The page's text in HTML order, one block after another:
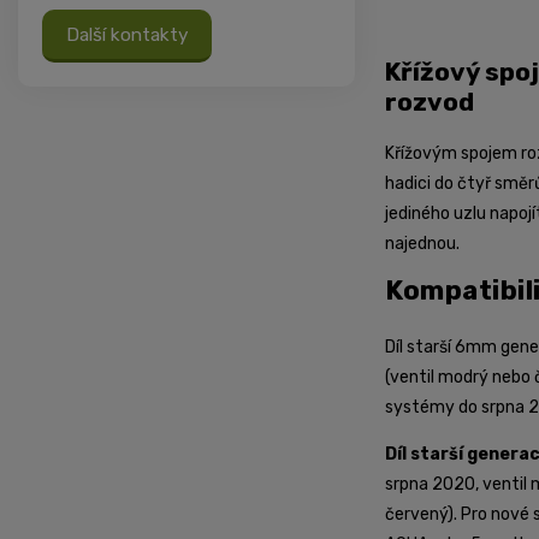
Další kontakty
Křížový
rozvod
Křížovým spojem
hadici do čtyř
jediného uzlu
najednou.
Díl starší 6mm
(ventil modrý nebo
systémy do srpna
Díl starší
srpna 2020, ventil
červený). Pro nové